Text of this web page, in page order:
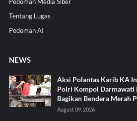
Tentang Lugas
Pedoman AI
NEWS
Aksi Polantas Karib KA
Polri Kompol Darmawati
Bagikan Bendera Merah
August 09, 2026